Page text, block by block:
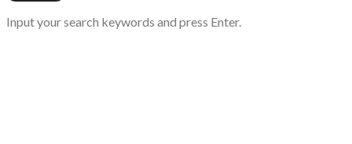
Input your search keywords and press Enter.